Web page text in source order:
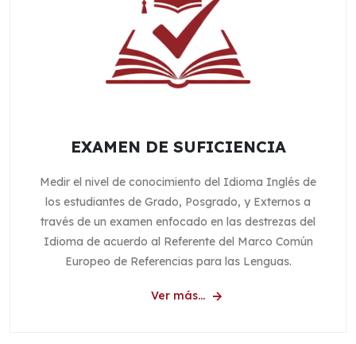
EXAMEN DE SUFICIENCIA
Medir el nivel de conocimiento del Idioma Inglés de
los estudiantes de Grado, Posgrado, y Externos a
través de un examen enfocado en las destrezas del
Idioma de acuerdo al Referente del Marco Común
Europeo de Referencias para las Lenguas.
Ver más...